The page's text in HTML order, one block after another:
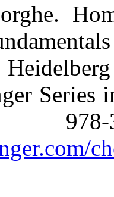
Series